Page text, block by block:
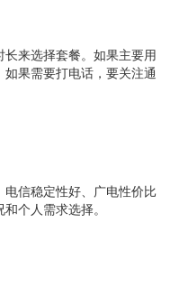
来选择套餐。如果主要用
果需要打电话，要关注通
信稳定性好、广电性价比
个人需求选择。